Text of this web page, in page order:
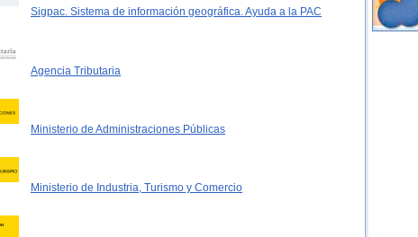
Sigpac. Sistema de información geográfica. Ayuda a la PAC
Agencia Tributaria
Ministerio de Administraciones Públicas
Ministerio de Industria, Turismo y Comercio